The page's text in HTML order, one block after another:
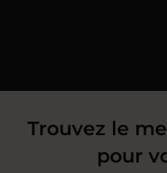
Trouvez le
pour